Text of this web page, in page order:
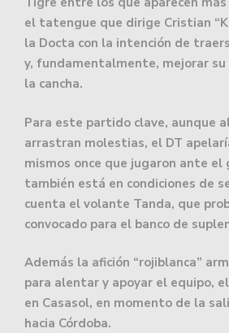
el tatengue que dirige Cristian
la Docta con la intención de
y, fundamentalmente, mejorar
la cancha.
Para este partido clave, aunque
arrastran molestias, el DT
mismos once que jugaron ante el
también está en condiciones de
cuenta el volante Tanda, que
convocado para el banco de
Además la afición “rojiblanca”
para alentar y apoyar el equipo,
en Casasol, en momento de la
hacia Córdoba.